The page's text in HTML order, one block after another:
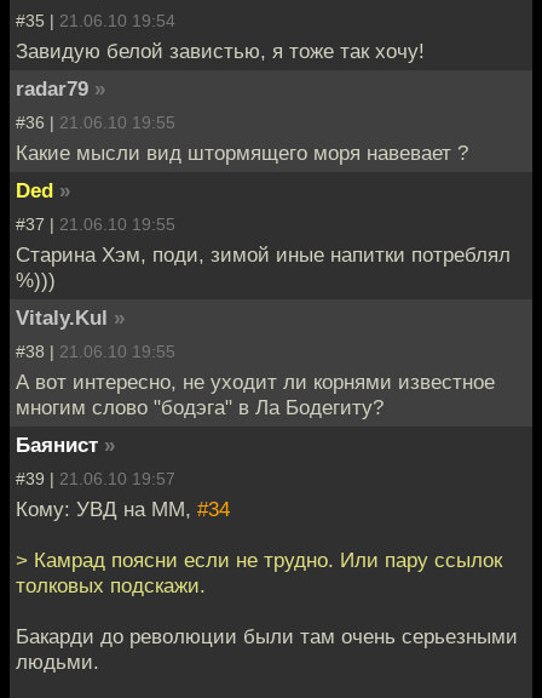
#35 | 21.06.10 19:54
Завидую белой завистью, я тоже так хочу!
radar79 »
#36 | 21.06.10 19:55
Какие мысли вид штормящего моря навевает ?
Ded »
#37 | 21.06.10 19:55
Старина Хэм, поди, зимой иные напитки потреблял
%)))
Vitaly.Kul »
#38 | 21.06.10 19:55
А вот интересно, не уходит ли корнями известное
многим слово "бодэга" в Ла Бодегиту?
Баянист »
#39 | 21.06.10 19:57
Кому: УВД на ММ, #34
> Камрад поясни если не трудно. Или пару ссылок
толковых подскажи.
Бакарди до революции были там очень серьезными
людьми.